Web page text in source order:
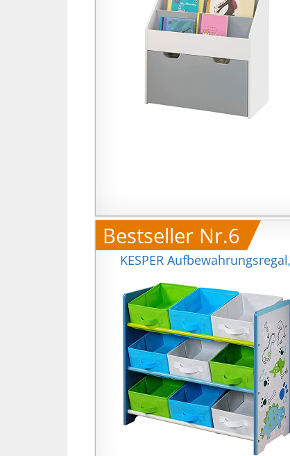
Bestseller Nr.6
KESPER